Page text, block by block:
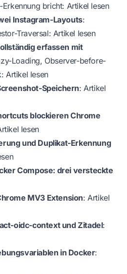
bricht: Artikel lesen
Instagram-Layouts:
Traversal: Artikel lesen
erfassen mit
Loading, Observer-before-
Artikel lesen
Speichern: Artikel
blockieren Chrome
lesen
und Duplikat-Erkennung
Compose: drei versteckte
MV3 Extension: Artikel
oidc-context und Zitadel:
in Docker: